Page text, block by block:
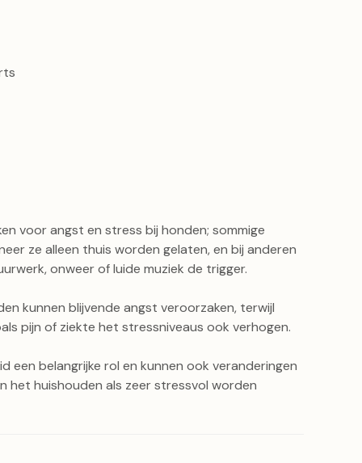
voor angst en stress bij honden; sommige
ze alleen thuis worden gelaten, en bij anderen
onweer of luide muziek de trigger.
kunnen blijvende angst veroorzaken, terwijl
pijn of ziekte het stressniveaus ook verhogen.
een belangrijke rol en kunnen ook veranderingen
het huishouden als zeer stressvol worden